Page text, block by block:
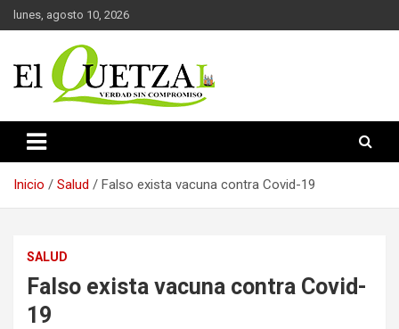
Saltar
al
lunes, agosto 10, 2026
El Quetzal de Cholula
Inicio Salud Falso exista vacuna contra Covid-19
SALUD
Falso exista vacuna contra Covid-
19